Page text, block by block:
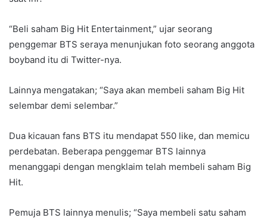
“Beli saham Big Hit Entertainment,” ujar seorang
penggemar BTS seraya menunjukan foto seorang anggota
boyband itu di Twitter-nya.
Lainnya mengatakan; “Saya akan membeli saham Big Hit
selembar demi selembar.”
Dua kicauan fans BTS itu mendapat 550 like, dan memicu
perdebatan. Beberapa penggemar BTS lainnya
menanggapi dengan mengklaim telah membeli saham Big
Hit.
Pemuja BTS lainnya menulis; “Saya membeli satu saham